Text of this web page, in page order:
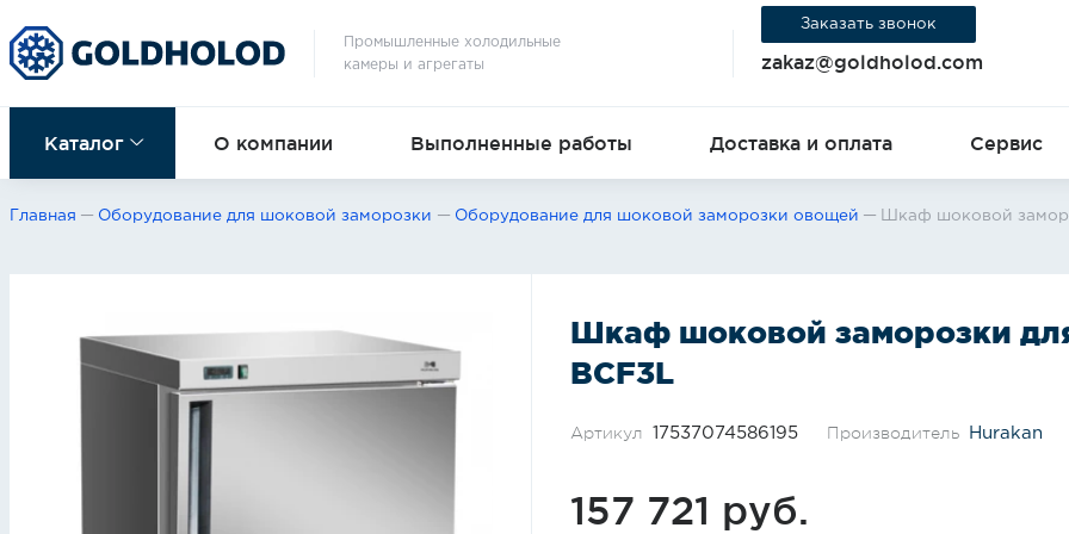
Промышленные холодильные
камеры и агрегаты
Заказать звонок
zakaz@goldholod.com
Каталог О компании Выполненные работы Доставка и оплата Сервис
Главная Оборудование для шоковой заморозки Оборудование для шоковой заморозки овощей Шкаф шоковой
Шкаф шоковой заморозки
BCF3L
Артикул 17537074586195 Производитель Hurakan
157 721 руб.